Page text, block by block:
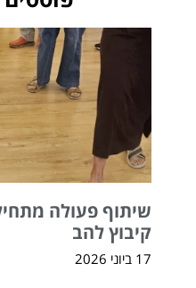
שיתוף פעולה
קיבוץ להב
17 ביוני 2026